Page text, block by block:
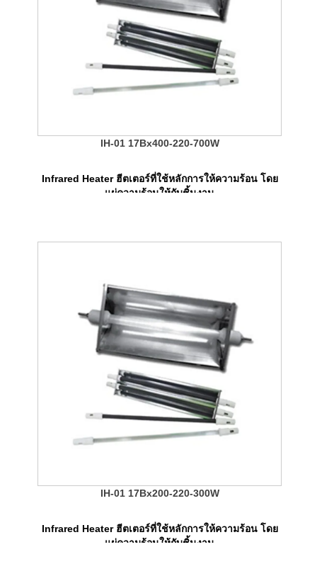
IH-01 17Bx400-220-700W
Infrared Heater ฮีตเตอร์ที่ใช้หลักการให้ความร้อน โดย
แผ่ความร้อนให้กับชิ้นงาน
IH-01 17Bx200-220-300W
Infrared Heater ฮีตเตอร์ที่ใช้หลักการให้ความร้อน โดย
แผ่ความร้อนให้กับชิ้นงาน